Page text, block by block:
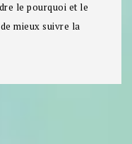
le pourquoi et le
mieux suivre la